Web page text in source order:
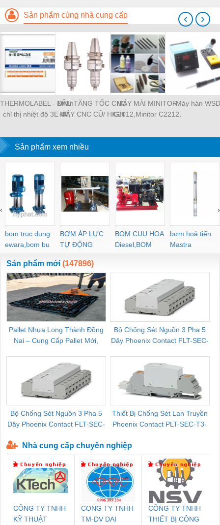
Sản phẩm cùng nhà cung cấp
THERMOLABEL - Nhãn
chỉ thị nhiệt độ 3E-40,
thermolabe Nigk
ĐẦU TĂNG TỐC CHO
MÁY CNC CŨ/ HIGH
MÁY MÀI MINITOR
C2012,Minitor C2212,
MINIMO máy mài siêu
khuôn mẫu Minitor
Máy hàn
‹ ›
Sản phẩm xem nhiều
bom truc dung
ewara,bom bu
ewara
BƠM ÁP LỰC
TỰ ĐỘNG
BOM CUU HOA
Diesel,BOM
CHUA CHAY
bơm hoả tiển
Mastra
‹ ›
Sản phẩm mới (147896)
Pallet Nhựa Long Thành Đồng
Nai – Cung Cấp Pallet Mới,
Bộ Chống Sét Nguồn 3 Pha 5
Dây Phoenix Contact FLT-SEC-
Bộ Chống Sét Nguồn 3 Pha 5
Dây Phoenix Contact FLT-SEC-
Thiết Bị Chống Sét Lan Truyền
Phoenix Contact PLT-SEC-T3-
Nhà cung cấp chuyên nghiệp
CÔNG TY TNHH
KỸ THUẬT
CONG TY TNHH
TM-DV DAI
CÔNG TY TNHH
THIẾT BỊ CÔNG